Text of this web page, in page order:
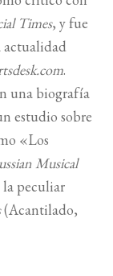
Times, y fue
actualidad
.
una biografía
estudio sobre
«Los
Musical
peculiar
(Acantilado,